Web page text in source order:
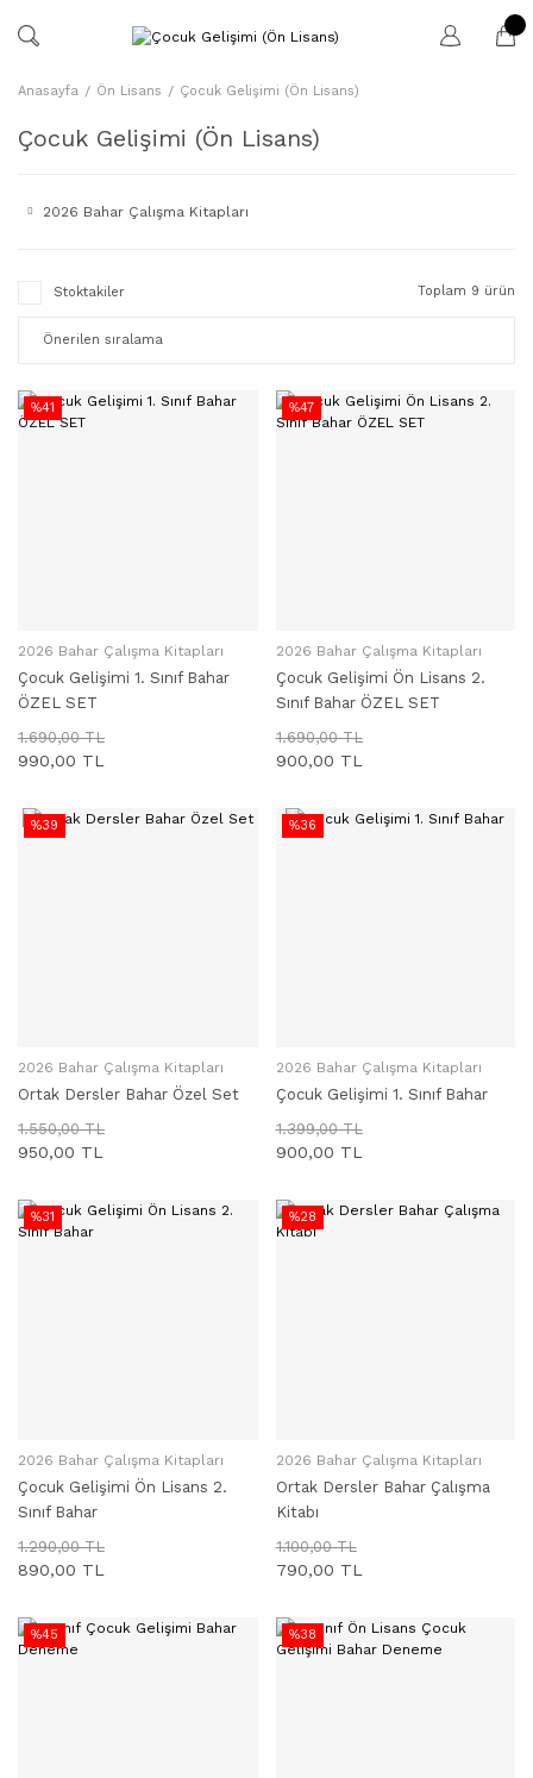
Anasayfa Ön Lisans Çocuk Gelişimi (Ön Lisans)
Çocuk Gelişimi (Ön Lisans)
2026 Bahar Çalışma Kitapları
Stoktakiler Toplam 9 ürün
%41
SEPETE EKLE
2026 Bahar Çalışma Kitapları
Çocuk Gelişimi 1. Sınıf Bahar
ÖZEL SET
1.690,00 TL
990,00 TL
%47
SEPETE EKLE
2026 Bahar Çalışma Kitapları
Çocuk Gelişimi Ön Lisans 2.
Sınıf Bahar ÖZEL SET
1.690,00 TL
900,00 TL
%39
SEPETE EKLE
2026 Bahar Çalışma Kitapları
Ortak Dersler Bahar Özel Set
1.550,00 TL
950,00 TL
%36
SEPETE EKLE
2026 Bahar Çalışma Kitapları
Çocuk Gelişimi 1. Sınıf Bahar
1.399,00 TL
900,00 TL
%31
SEPETE EKLE
2026 Bahar Çalışma Kitapları
Çocuk Gelişimi Ön Lisans 2.
Sınıf Bahar
1.290,00 TL
890,00 TL
%28
SEPETE EKLE
2026 Bahar Çalışma Kitapları
Ortak Dersler Bahar Çalışma
Kitabı
1.100,00 TL
790,00 TL
%45 %38